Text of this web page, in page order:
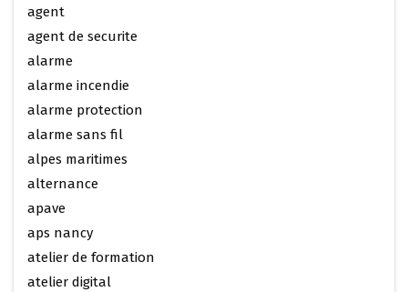
agent
agent de securite
alarme
alarme incendie
alarme protection
alarme sans fil
alpes maritimes
alternance
apave
aps nancy
atelier de formation
atelier digital